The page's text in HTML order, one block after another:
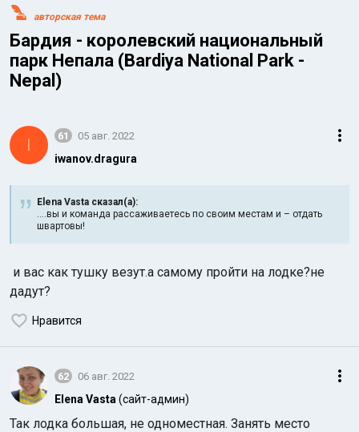
Индийский океан
авторская тема
Бардия - кoролевский национальный
парк Непала (Bardiya National Park -
Nepal)
I 61 05 авг. 2022
iwanov.dragura
Elena Vasta сказал(а):
....вы и команда рассаживаетесь по своим местам и – отдать
швартовы!
и вас как тушку везут.а самому пройти на лодке?не
дадут?
Нравится
62 06 авг. 2022
Elena Vasta (сайт-админ)
Так лодка большая, не одноместная. Занять место